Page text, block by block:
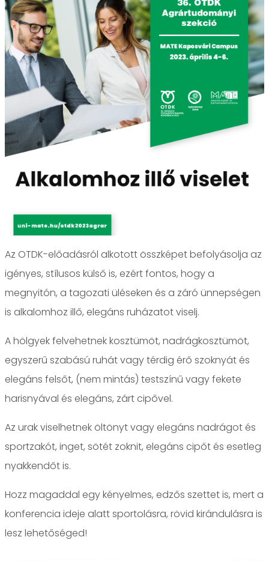
Az OTDK-előadásról alkotott összképet befolyásolja az
igényes, stílusos külső is, ezért fontos, hogy a
megnyitón, a tagozati üléseken és a záró ünnepségen
is alkalomhoz illő, elegáns ruházatot viselj.
A hölgyek felvehetnek kosztümöt, nadrágkosztümöt,
egyszerű szabású ruhát vagy térdig érő szoknyát és
elegáns felsőt, (nem mintás) testszínű vagy fekete
harisnyával és elegáns, zárt cipővel.
Az urak viselhetnek öltönyt vagy elegáns nadrágot és
sportzakót, inget, sötét zoknit, elegáns cipőt és esetleg
nyakkendőt is.
Hozz magaddal egy kényelmes, edzős szettet is, mert a
konferencia ideje alatt sportolásra, rövid kirándulásra is
lesz lehetőséged!